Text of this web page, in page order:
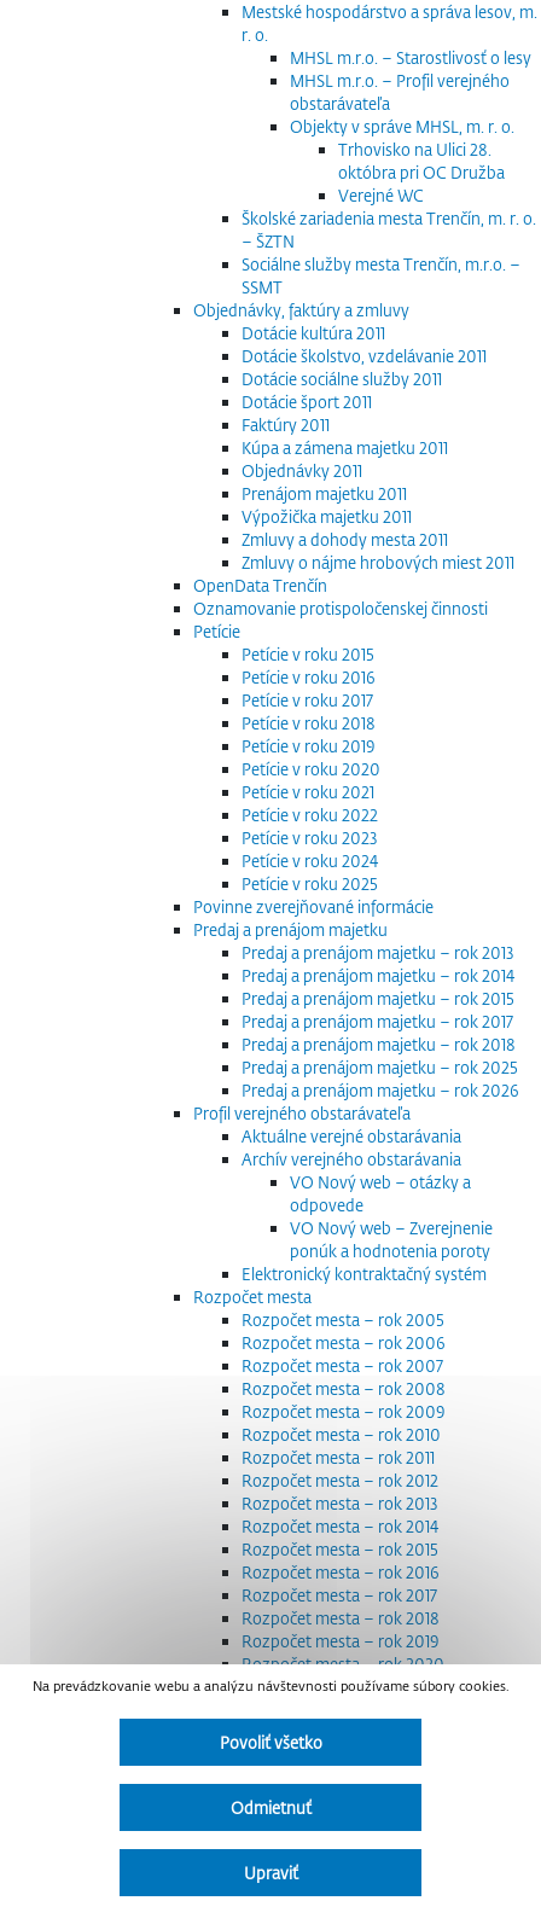
Mestské hospodárstvo a správa lesov, m.
r. o.
MHSL m.r.o. – Starostlivosť o lesy
MHSL m.r.o. – Profil verejného
obstarávateľa
Objekty v správe MHSL, m. r. o.
Trhovisko na Ulici 28.
októbra pri OC Družba
Verejné WC
Školské zariadenia mesta Trenčín, m. r. o.
– ŠZTN
Sociálne služby mesta Trenčín, m.r.o. –
SSMT
Objednávky, faktúry a zmluvy
Dotácie kultúra 2011
Dotácie školstvo, vzdelávanie 2011
Dotácie sociálne služby 2011
Dotácie šport 2011
Faktúry 2011
Kúpa a zámena majetku 2011
Objednávky 2011
Prenájom majetku 2011
Výpožička majetku 2011
Zmluvy a dohody mesta 2011
Zmluvy o nájme hrobových miest 2011
OpenData Trenčín
Oznamovanie protispoločenskej činnosti
Petície
Petície v roku 2015
Petície v roku 2016
Petície v roku 2017
Petície v roku 2018
Petície v roku 2019
Petície v roku 2020
Petície v roku 2021
Petície v roku 2022
Petície v roku 2023
Petície v roku 2024
Petície v roku 2025
Povinne zverejňované informácie
Predaj a prenájom majetku
Predaj a prenájom majetku – rok 2013
Predaj a prenájom majetku – rok 2014
Predaj a prenájom majetku – rok 2015
Predaj a prenájom majetku – rok 2017
Predaj a prenájom majetku – rok 2018
Predaj a prenájom majetku – rok 2025
Predaj a prenájom majetku – rok 2026
Profil verejného obstarávateľa
Aktuálne verejné obstarávania
Archív verejného obstarávania
VO Nový web – otázky a
odpovede
VO Nový web – Zverejnenie
ponúk a hodnotenia poroty
Elektronický kontraktačný systém
Rozpočet mesta
Rozpočet mesta – rok 2005
Rozpočet mesta – rok 2006
Rozpočet mesta – rok 2007
Rozpočet mesta – rok 2008
Rozpočet mesta – rok 2009
Rozpočet mesta – rok 2010
Rozpočet mesta – rok 2011
Rozpočet mesta – rok 2012
Rozpočet mesta – rok 2013
Rozpočet mesta – rok 2014
Rozpočet mesta – rok 2015
Rozpočet mesta – rok 2016
Rozpočet mesta – rok 2017
Rozpočet mesta – rok 2018
Rozpočet mesta – rok 2019
Rozpočet mesta – rok 2020
Rozpočet mesta – rok 2021
Rozpočet mesta – rok 2023
Rozpočet mesta – rok 2024
Rozpočet mesta – rok 2026
Strategické dokumenty
Transparentnosť a výdavky na štátnu reklamu
Úradná tabuľa
Na prevádzkovanie webu a analýzu návštevnosti používame súbory cookies.
Povoliť všetko
Odmietnuť
Upraviť